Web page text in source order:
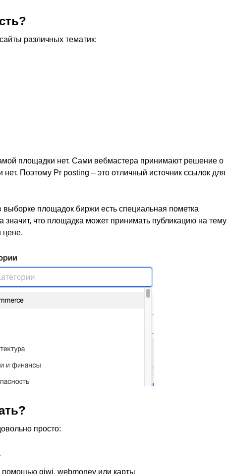
различных тематик:
площадки нет. Сами вебмастера принимают решение о
нет. Поэтому Pr posting – это отличный источник ссылок для
площадок биржи есть специальная пометка
значит, что площадка может принимать публикацию на тему
цене.
просто:
помощью qiwi, webmoney или карты